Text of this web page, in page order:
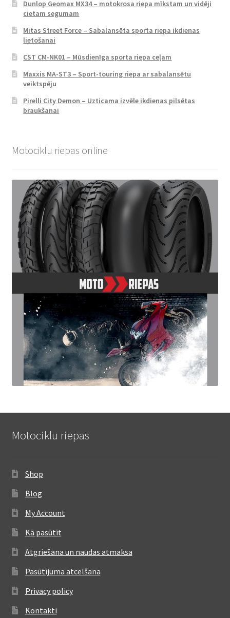
Dunlop Geomax MX34 – motokrosa riepa mīkstam un vidēji
cietam segumam
Mitas Street Force – Sabalansēta sporta riepa ikdienas
lietošanai
CST CM-NK01 – Mūsdienīga sporta riepa ceļam
Maxxis MA-ST3 – Sport-touring riepa ar sabalansētu
veiktspēju
Pirelli City Demon – Uzticama izvēle ikdienas pilsētas
braukšanai
Motociklu riepas online
Motociklu riepas
Shop
Blog
My Account
Kā pasūtīt
Atgriešana un naudas atmaksa
Pasūtījuma atcelšana
Privacy policy
Kontakti